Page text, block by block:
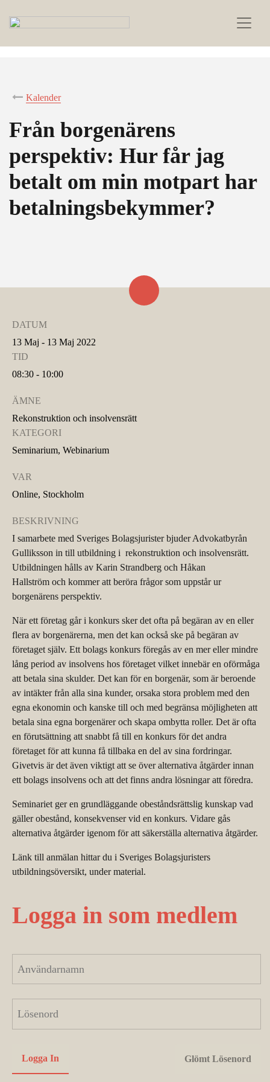
Kalender
Från borgenärens
perspektiv: Hur får jag
betalt om min motpart har
betalningsbekymmer?
DATUM
13 Maj - 13 Maj 2022
TID
08:30 - 10:00
ÄMNE
Rekonstruktion och insolvensrätt
KATEGORI
Seminarium, Webinarium
VAR
Online, Stockholm
BESKRIVNING
I samarbete med Sveriges Bolagsjurister bjuder Advokatbyrån
Gulliksson in till utbildning i rekonstruktion och insolvensrätt.
Utbildningen hålls av Karin Strandberg och Håkan
Hallström och kommer att beröra frågor som uppstår ur
borgenärens perspektiv.
När ett företag går i konkurs sker det ofta på begäran av en eller
flera av borgenärerna, men det kan också ske på begäran av
företaget själv. Ett bolags konkurs föregås av en mer eller mindre
lång period av insolvens hos företaget vilket innebär en oförmåga
att betala sina skulder. Det kan för en borgenär, som är beroende
av intäkter från alla sina kunder, orsaka stora problem med den
egna ekonomin och kanske till och med begränsa möjligheten att
betala sina egna borgenärer och skapa ombytta roller. Det är ofta
en förutsättning att snabbt få till en konkurs för det andra
företaget för att kunna få tillbaka en del av sina fordringar.
Givetvis är det även viktigt att se över alternativa åtgärder innan
ett bolags insolvens och att det finns andra lösningar att föredra.
Seminariet ger en grundläggande obeståndsrättslig kunskap vad
gäller obestånd, konsekvenser vid en konkurs. Vidare gås
alternativa åtgärder igenom för att säkerställa alternativa åtgärder.
Länk till anmälan hittar du i Sveriges Bolagsjuristers
utbildningsöversikt, under material.
Logga in som medlem